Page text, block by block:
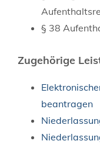
§ 38
Zugehörige
beantragen